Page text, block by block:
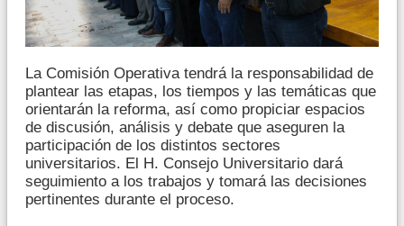
La Comisión Operativa tendrá la responsabilidad de
plantear las etapas, los tiempos y las temáticas que
orientarán la reforma, así como propiciar espacios
de discusión, análisis y debate que aseguren la
participación de los distintos sectores
universitarios. El H. Consejo Universitario dará
seguimiento a los trabajos y tomará las decisiones
pertinentes durante el proceso.